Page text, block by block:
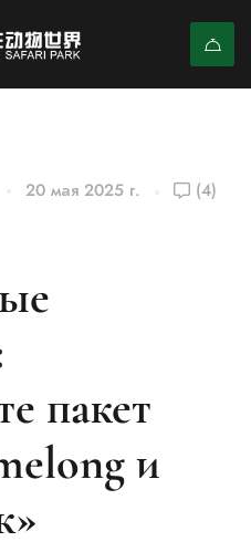
20 мая 2025 г. (4)
пакет
и